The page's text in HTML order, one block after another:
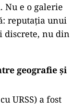
e o galerie
reputația unui
discrete, nu din
geografie și
URSS) a fost